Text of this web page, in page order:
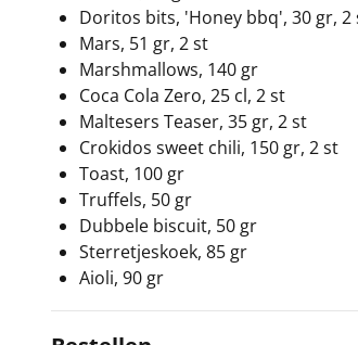
Doritos bits, 'Honey bbq', 30 gr, 2
Mars, 51 gr, 2 st
Marshmallows, 140 gr
Coca Cola Zero, 25 cl, 2 st
Maltesers Teaser, 35 gr, 2 st
Crokidos sweet chili, 150 gr, 2 st
Toast, 100 gr
Truffels, 50 gr
Dubbele biscuit, 50 gr
Sterretjeskoek, 85 gr
Aioli, 90 gr